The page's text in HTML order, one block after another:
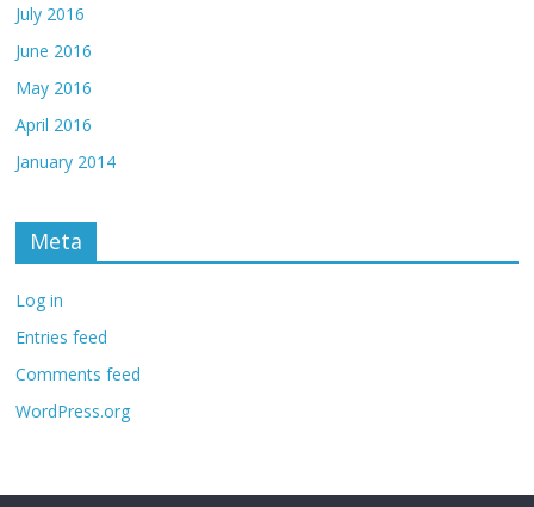
July 2016
June 2016
May 2016
April 2016
January 2014
Meta
Log in
Entries feed
Comments feed
WordPress.org